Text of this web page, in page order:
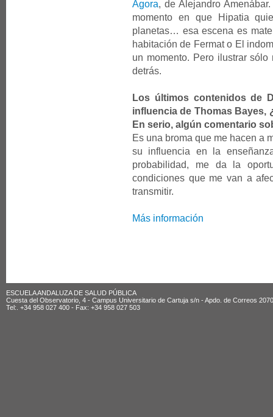
Ágora, de Alejandro
momento en que Hipatia
planetas… esa escena es
habitación de Fermat o El
un momento. Pero ilustrar
detrás.
Los últimos contenidos de
influencia de Thomas Bayes,
En serio, algún comentario
Es una broma que me hacen a
su influencia en la
probabilidad, me da la
condiciones que me van a
transmitir.
Más información
ESCUELA ANDALUZA DE SALUD PÚBLICA
Cuesta del Observatorio, 4 - Campus Universitario de Cartuja s/n - Apdo. de Correos
Tel:. +34 958 027 400 - Fax: +34 958 027 503